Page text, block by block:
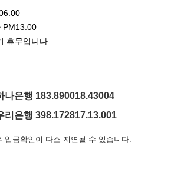
PM13:00
휴무입니다.
나은행 183.890018.43004
리은행 398.172817.13.001
입금확인이 다소 지연될 수 있습니다.